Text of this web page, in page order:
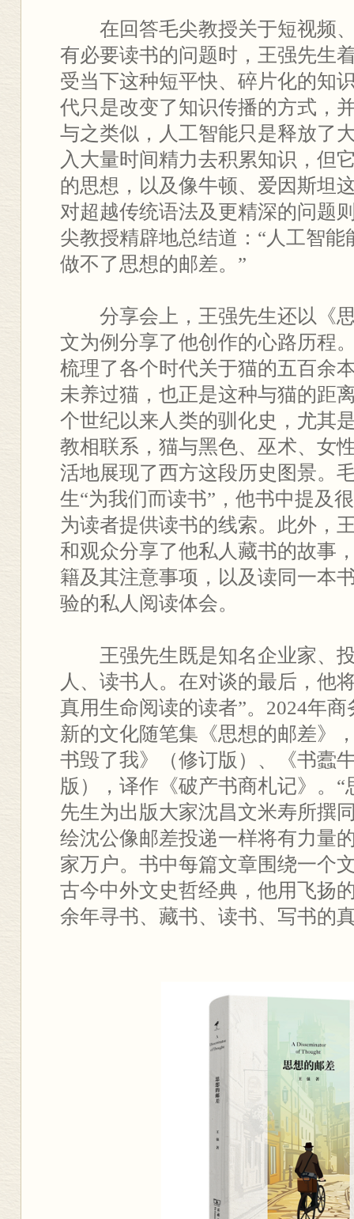
在回答毛尖教授关于短视频
有必要读书的问题时，王强先生
受当下这种短平快、碎片化的知
代只是改变了知识传播的方式，
与之类似，人工智能只是释放了
入大量时间精力去积累知识，但
的思想，以及像牛顿、爱因斯坦
对超越传统语法及更精深的问题
尖教授精辟地总结道：“人工智
做不了思想的邮差。”
分享会上，王强先生还以《
文为例分享了他创作的心路历程
梳理了各个时代关于猫的五百余
未养过猫，也正是这种与猫的距
个世纪以来人类的驯化史，尤其
教相联系，猫与黑色、巫术、女
活地展现了西方这段历史图景。
生“为我们而读书”，他书中提及
为读者提供读书的线索。此外，
和观众分享了他私人藏书的故事
籍及其注意事项，以及读同一本
验的私人阅读体会。
王强先生既是知名企业家、
人、读书人。在对谈的最后，他
真用生命阅读的读者”。2024年
新的文化随笔集《思想的邮差》
书毁了我》（修订版）、《书蠹
版），译作《破产书商札记》。“
先生为出版大家沈昌文米寿所撰
绘沈公像邮差投递一样将有力量
家万户。书中每篇文章围绕一个
古今中外文史哲经典，他用飞扬
余年寻书、藏书、读书、写书的